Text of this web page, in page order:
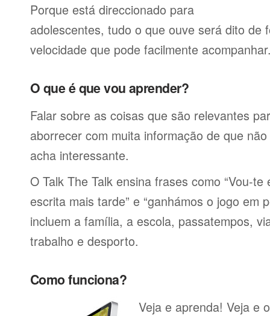
Porque está direccionado para
adolescentes, tudo o que ouve será dito de
velocidade que pode facilmente
O que é que vou aprender?
Falar sobre as coisas que são relevantes
aborrecer com muita informação de que
acha interessante.
O Talk The Talk ensina frases como “Vou-
escrita mais tarde” e “ganhámos o jogo em
incluem a família, a escola, passatempos,
trabalho e desporto.
Como funciona?
Veja e aprenda! Veja e